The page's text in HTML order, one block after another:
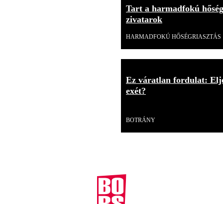
Tart a harmadfokú
zivatarok
HARMADFOKÚ HŐSÉGRIASZTÁS
Ez váratlan fordulat:
exét?
BOTRÁNY